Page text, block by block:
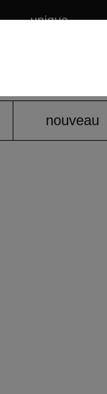
unique
nouveau